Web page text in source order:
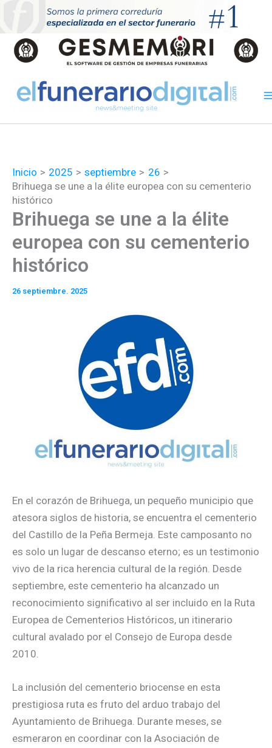
contenido
Inicio 2025 septiembre
26
Brihuega se une a la élite europea con su cementerio
histórico
Brihuega se une a la élite
europea con su cementerio
histórico
26 septiembre. 2025
En el corazón de Brihuega, un pequeño municipio que
atesora siglos de historia, se encuentra el cementerio
del Castillo de la Peña Bermeja. Este camposanto no
es solo un lugar de descanso eterno; es un testimonio
vivo de la rica herencia cultural de la región. Desde
septiembre, este cementerio ha alcanzado un
reconocimiento significativo al ser incluido en la Ruta
Europea de Cementerios Históricos, un itinerario
cultural avalado por el Consejo de Europa desde
2010.
La inclusión del cementerio briocense en esta
prestigiosa ruta es fruto del arduo trabajo del
Ayuntamiento de Brihuega. Durante meses, se
esmeraron en coordinar con la Asociación de